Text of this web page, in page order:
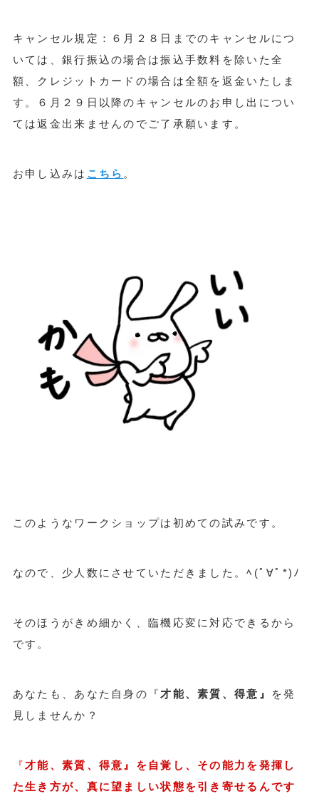
キャンセル規定：６月２８日までのキャンセルにつ
いては、銀行振込の場合は振込手数料を除いた全
額、クレジットカードの場合は全額を返金いたしま
す。６月２９日以降のキャンセルのお申し出につい
ては返金出来ませんのでご了承願います。
お申し込みは こちら 。
このようなワークショップは初めての試みです。
なので、少人数にさせていただきました。ﾍ(ﾟ∀ﾟ*)ﾉ
そのほうがきめ細かく、臨機応変に対応できるから
です。
あなたも、あなた自身の『 才能、素質、得意』
を発
見しませんか？
『 才能、素質、得意』を自覚し、その能力を発揮し
た生き方が、真に望ましい状態を引き寄せるんです